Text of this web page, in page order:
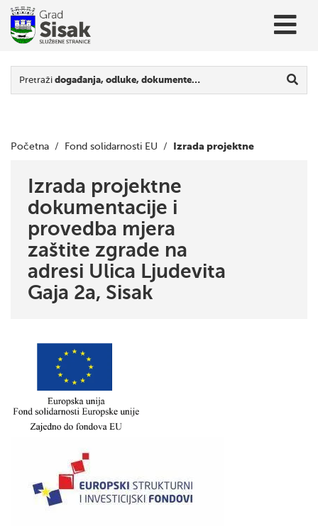
Pretraži događanja, odluke, dokumente…
Početna / Fond solidarnosti EU / Izrada projektne
Ulica Ljudevita Gaja 2a, Sisak
Izrada projektne
dokumentacije i
provedba mjera
zaštite zgrade na
adresi Ulica Ljudevita
Gaja 2a, Sisak